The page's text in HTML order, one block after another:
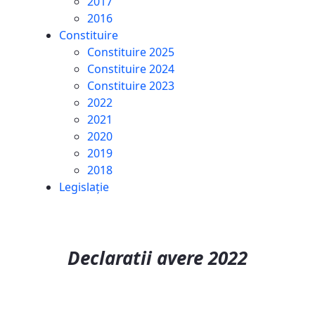
2016
Constituire
Constituire 2025
Constituire 2024
Constituire 2023
2022
2021
2020
2019
2018
Legislație
Declaratii avere 2022